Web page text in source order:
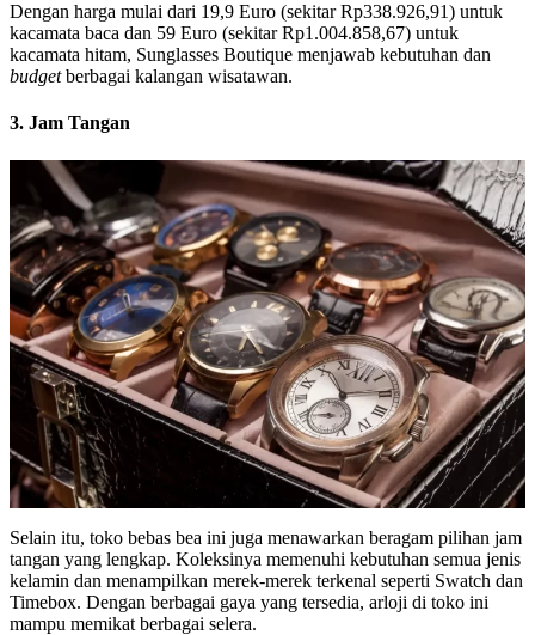
Dengan harga mulai dari 19,9 Euro (sekitar Rp338.926,91) untuk
kacamata baca dan 59 Euro (sekitar Rp1.004.858,67) untuk
kacamata hitam, Sunglasses Boutique menjawab kebutuhan dan
budgetberbagai kalangan wisatawan.
3. Jam Tangan
Selain itu, toko bebas bea ini juga menawarkan beragam pilihan jam
tangan yang lengkap. Koleksinya memenuhi kebutuhan semua jenis
kelamin dan menampilkan merek-merek terkenal seperti Swatch dan
Timebox. Dengan berbagai gaya yang tersedia, arloji di toko ini
mampu memikat berbagai selera.